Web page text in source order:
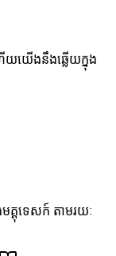
យើងនឹងឆ្លើយក្នុង
គ្គុទេសក៍ តាមរយៈ